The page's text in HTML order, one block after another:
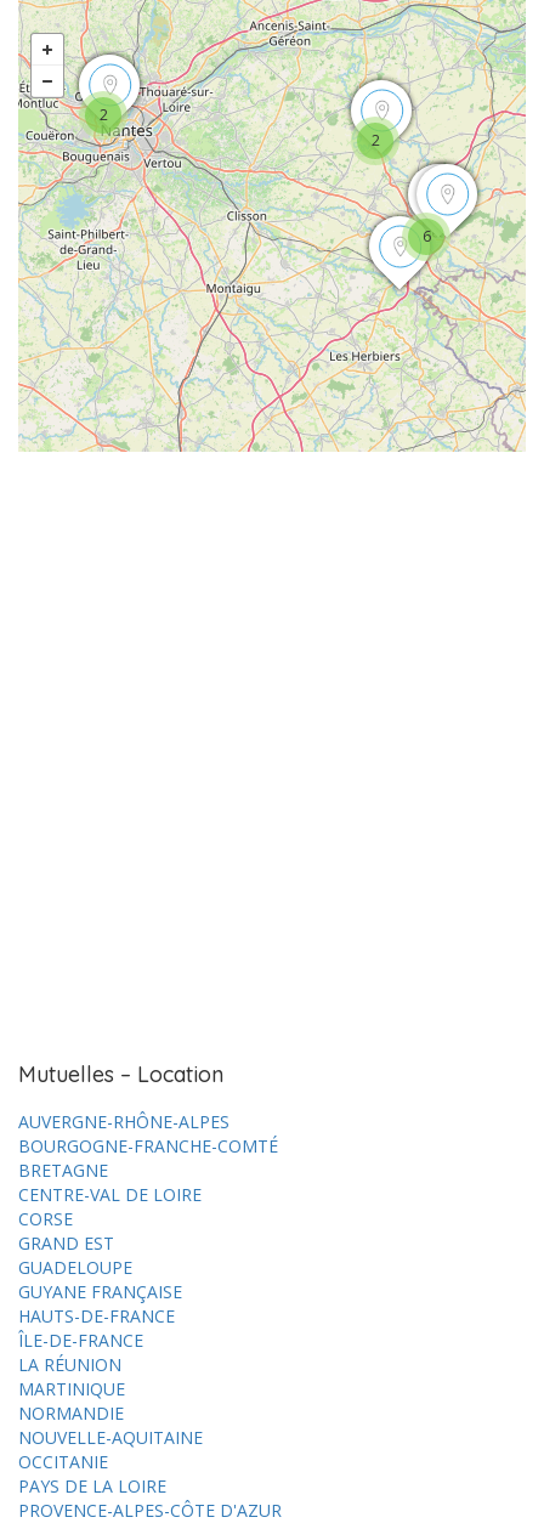
2
2
6
Mutuelles – Location
AUVERGNE-RHÔNE-ALPES
BOURGOGNE-FRANCHE-COMTÉ
BRETAGNE
CENTRE-VAL DE LOIRE
CORSE
GRAND EST
GUADELOUPE
GUYANE FRANÇAISE
HAUTS-DE-FRANCE
ÎLE-DE-FRANCE
LA RÉUNION
MARTINIQUE
NORMANDIE
NOUVELLE-AQUITAINE
OCCITANIE
PAYS DE LA LOIRE
PROVENCE-ALPES-CÔTE D'AZUR